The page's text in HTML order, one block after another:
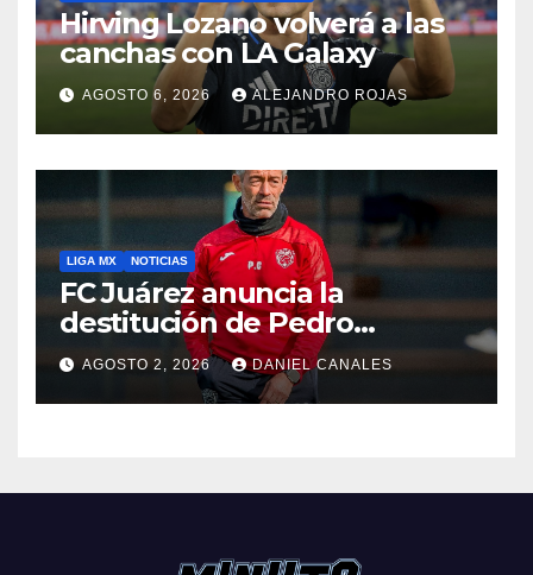
Hirving Lozano volverá a las
canchas con LA Galaxy
AGOSTO 6, 2026 ALEJANDRO ROJAS
LIGA MX NOTICIAS
FC Juárez anuncia la
destitución de Pedro
Caixinha
AGOSTO 2, 2026 DANIEL CANALES